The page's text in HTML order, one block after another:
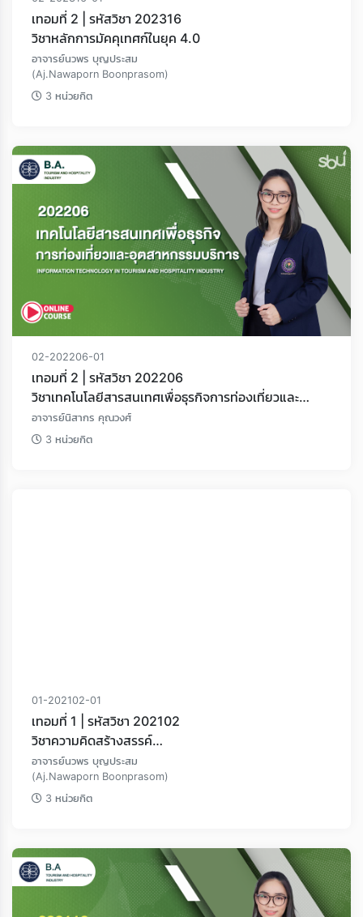
เทอมที่ 2 | รหัสวิชา 202316
วิชาหลักการมัคคุเทศก์ในยุค 4.0
อาจารย์นวพร บุญประสม
(Aj.Nawaporn Boonprasom)
3 หน่วยกิต
02-202206-01
เทอมที่ 2 | รหัสวิชา 202206
วิชาเทคโนโลยีสารสนเทศเพื่อธุรกิจการท่องเที่ยวและ
อุตสาหกรรมบริการ
อาจารย์นิสากร คุณวงศ์
3 หน่วยกิต
01-202102-01
เทอมที่ 1 | รหัสวิชา 202102
วิชาความคิดสร้างสรรค์
และนวัตกรรมการจัดการ
ในธุรกิจการท่องเที่ยวและ
อุตสหากรรมบริการ
อาจารย์นวพร บุญประสม
(Aj.Nawaporn Boonprasom)
3 หน่วยกิต